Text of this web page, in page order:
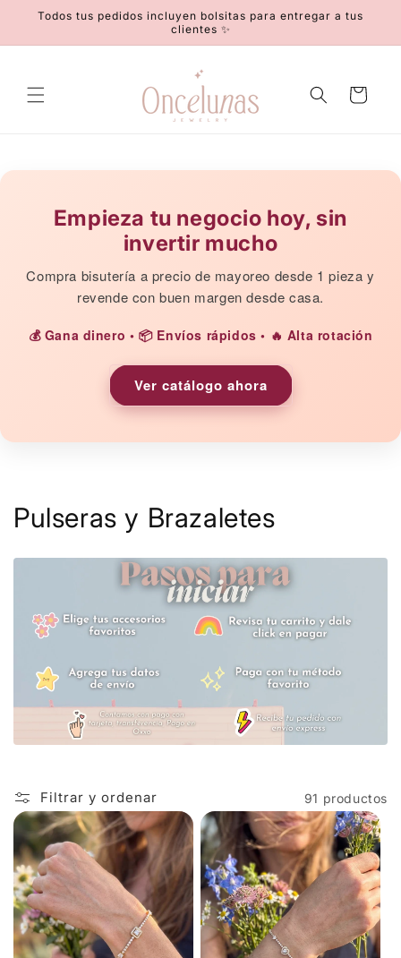
directamente
Todos tus pedidos incluyen bolsitas para entregar a tus
clientes ✨
Carrito
Empieza tu negocio hoy, sin
invertir mucho
Compra bisutería a precio de mayoreo desde 1 pieza y
revende con buen margen desde casa.
💰 Gana dinero • 📦 Envíos rápidos • 🔥 Alta rotación
Ver catálogo ahora
C
o
n
:
Pulseras y Brazaletes
Filtrar y ordenar 91 productos